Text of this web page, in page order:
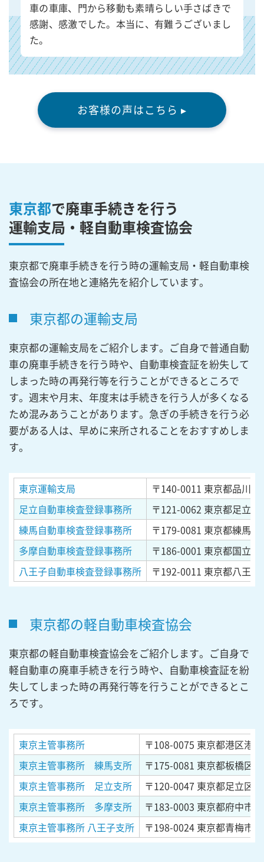
車の車庫、門から移動も素晴らしい手さばきで
感謝、感激でした。本当に、有難うございまし
た。
お客様の声はこちら ▸
東京都で廃車手続きを行う
運輸支局・軽自動車検査協会
東京都で廃車手続きを行う時の運輸支局・軽自動車検
査協会の所在地と連絡先を紹介しています。
東京都の運輸支局
東京都の運輸支局をご紹介します。ご自身で普通自動
車の廃車手続きを行う時や、自動車検査証を紛失して
しまった時の再発行等を行うことができるところで
す。週末や月末、年度末は手続きを行う人が多くなる
ため混みあうことがあります。急ぎの手続きを行う必
要がある人は、早めに来所されることをおすすめしま
す。
東京運輸支局 〒140-0011 東京都品川
足立自動車検査登録事務所
〒121-0062 東京都足立
練馬自動車検査登録事務所
〒179-0081 東京都練馬
多摩自動車検査登録事務所
〒186-0001 東京都国立
八王子自動車検査登録事務所
〒192-0011 東京都八王
東京都の軽自動車検査協会
東京都の軽自動車検査協会をご紹介します。ご自身で
軽自動車の廃車手続きを行う時や、自動車検査証を紛
失してしまった時の再発行等を行うことができるとこ
ろです。
東京主管事務所 〒108-0075 東京都港区港
東京主管事務所 練馬支所
〒175-0081 東京都板橋区
東京主管事務所 足立支所
〒120-0047 東京都足立区
東京主管事務所 多摩支所
〒183-0003 東京都府中市
東京主管事務所 八王子支所
〒198-0024 東京都青梅市